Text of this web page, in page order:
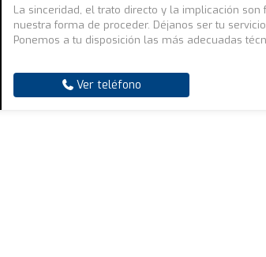
La sinceridad, el trato directo y la implicación son
nuestra forma de proceder. Déjanos ser tu servicio
Ponemos a tu disposición las más adecuadas
Ver teléfono